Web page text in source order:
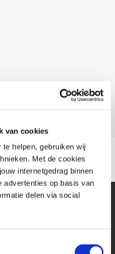
van cookies
helpen, gebruiken wij
Met de cookies
internetgedrag binnen
advertenties op basis van
delen via social